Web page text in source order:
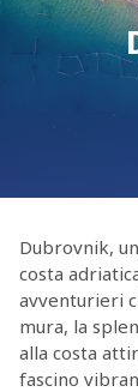
Dubrovnik,
costa
avventurieri
mura, la
alla costa
fascino